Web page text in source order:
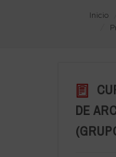
Inicio
DE